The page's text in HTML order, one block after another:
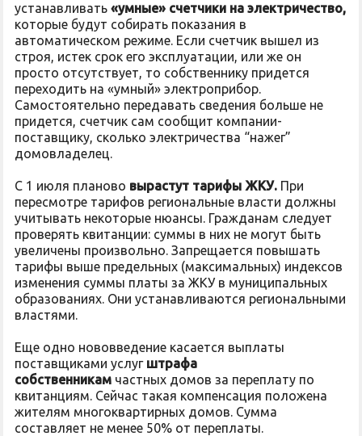
устанавливать «умные» счетчики на электричество,
которые будут собирать показания в
автоматическом режиме. Если счетчик вышел из
строя, истек срок его эксплуатации, или же он
просто отсутствует, то собственнику придется
переходить на «умный» электроприбор.
Самостоятельно передавать сведения больше не
придется, счетчик сам сообщит компании-
поставщику, сколько электричества “нажег”
домовладелец.
С 1 июля планово вырастут тарифы ЖКУ. При
пересмотре тарифов региональные власти должны
учитывать некоторые нюансы. Гражданам следует
проверять квитанции: суммы в них не могут быть
увеличены произвольно. Запрещается повышать
тарифы выше предельных (максимальных) индексов
изменения суммы платы за ЖКУ в муниципальных
образованиях. Они устанавливаются региональными
властями.
Еще одно нововведение касается выплаты
поставщиками услуг штрафа
собственникам частных домов за переплату по
квитанциям. Сейчас такая компенсация положена
жителям многоквартирных домов. Сумма
составляет не менее 50% от переплаты.